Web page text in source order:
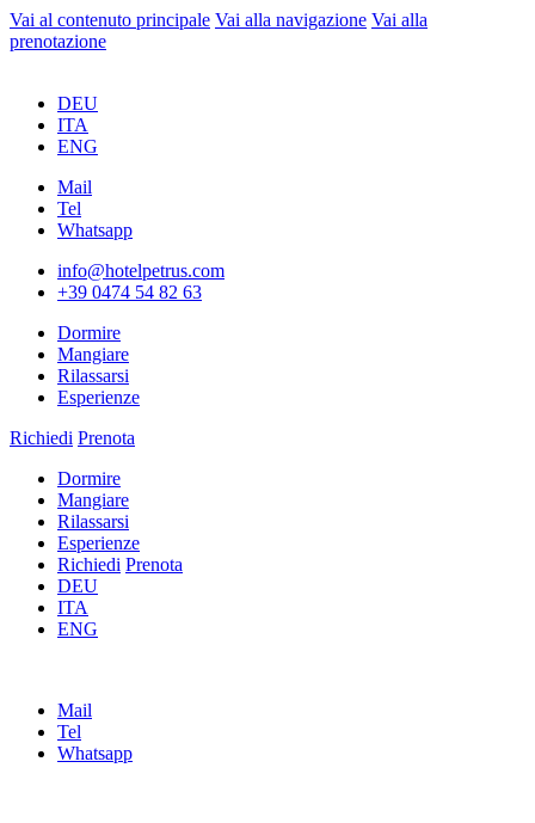
Vai al contenuto principale Vai alla navigazione Vai alla
prenotazione
DEU
ITA
ENG
Mail
Tel
Whatsapp
info@hotelpetrus.com
+39 0474 54 82 63
Dormire
Mangiare
Rilassarsi
Esperienze
Richiedi Prenota
Dormire
Mangiare
Rilassarsi
Esperienze
Richiedi Prenota
DEU
ITA
ENG
Mail
Tel
Whatsapp